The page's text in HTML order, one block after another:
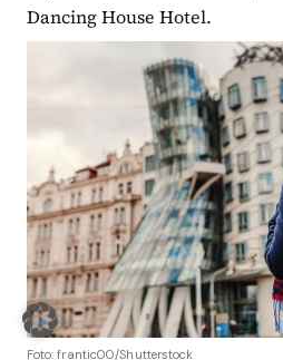
Dancing House Hotel.
Foto: frantic00/Shutterstock